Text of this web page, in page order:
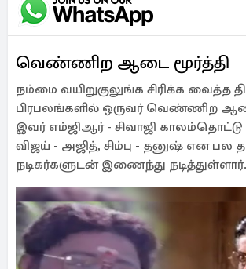
வெண்ணிற ஆடை மூர்த்தி
நம்மை வயிறுகுலுங்க சிரிக்க வைத்த
பிரபலங்களில் ஒருவர் வெண்ணிற
இவர் எம்ஜிஆர் - சிவாஜி காலம்தொட்டு
விஜய் - அஜித், சிம்பு - தனுஷ் என பல
நடிகர்களுடன் இணைந்து நடித்துள்ளார்.